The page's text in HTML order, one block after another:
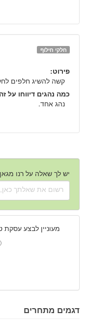
חלקי חילוף
פירוט:
קשה להשיג חלפים
כמה נהגים דיווחו על
נהג אחד.
יש לך שאלה על רנו מגאן 1996 - 2004 יד שנייה?
מעוניין לבצע
דגמים מתחרים